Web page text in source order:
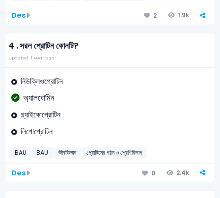
Des 2 1.9k
4 .সরল প্রোটিন কোনটি?
Updated: 1 year ago
নিউক্লিওপ্রোটিন
অ্যালবোমিন
গ্ল্যাইকোপ্রোটিন
লিপোপ্রোটিন
BAU BAU জীববিজ্ঞান প্রোটিনের গঠন ও শ্রেণিবিভাগ
Des 0 2.4k